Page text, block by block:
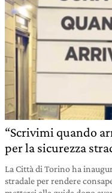
“Scrivimi quando
per la sicurezza
La Città di Torino ha
stradale per rendere